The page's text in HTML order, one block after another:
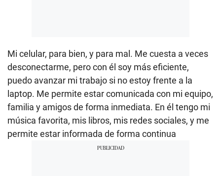
Mi celular, para bien, y para mal. Me cuesta a veces
desconectarme, pero con él soy más eficiente,
puedo avanzar mi trabajo si no estoy frente a la
laptop. Me permite estar comunicada con mi equipo,
familia y amigos de forma inmediata. En él tengo mi
música favorita, mis libros, mis redes sociales, y me
permite estar informada de forma continua